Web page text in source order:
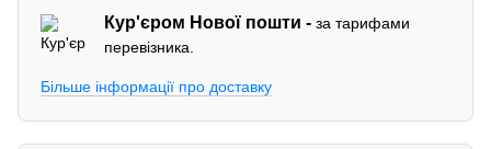
Кур'єром Нової пошти -за тарифами
перевізника.
Більше інформації про доставку